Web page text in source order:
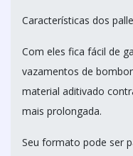
Características dos
Com eles fica fácil de
vazamentos de
material aditivado
mais prolongada.
Seu formato pode ser